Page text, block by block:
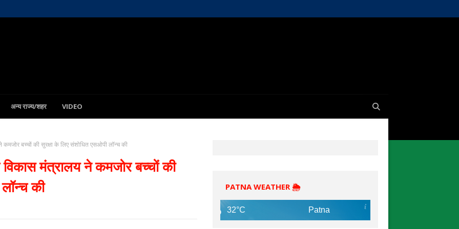
अन्य राज्य/शहर VIDEO
बच्चों की सुरक्षा के लिए संशोधित एसओपी लॉन्च की
मंत्रालय ने कमजोर बच्चों की
की
PATNA WEATHER 🌦️
7 Aug